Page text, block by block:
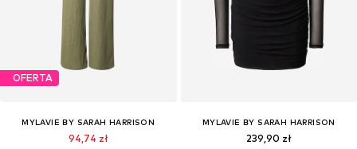
OFERTA
MYLAVIE BY SARAH HARRISON
94,74 zł
MYLAVIE BY SARAH HARRISON
239,90 zł